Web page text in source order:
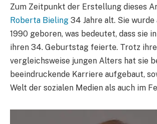
Zum Zeitpunkt der Erstellung dieses
Roberta Bieling 34 Jahre alt. Sie wurde
1990 geboren, was bedeutet, dass sie
ihren 34. Geburtstag feierte. Trotz
vergleichsweise jungen Alters hat sie
beeindruckende Karriere aufgebaut,
Welt der sozialen Medien als auch im